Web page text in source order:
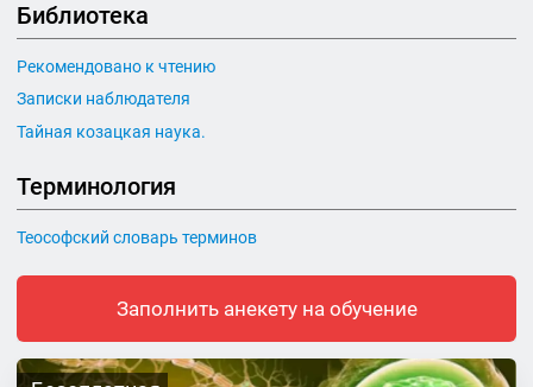
Библиотека
Рекомендовано к чтению
Записки наблюдателя
Тайная козацкая наука.
Терминология
Теософский словарь терминов
Заполнить анекету на обучение